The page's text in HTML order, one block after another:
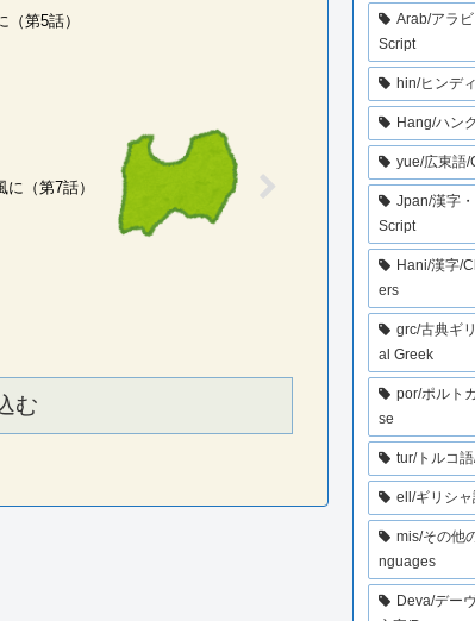
第5話）
（第7話）
む
Arab/アラ
Script
hin/ヒンデ
Hang/ハン
yue/広東語/
Jpan/漢字
Script
Hani/漢字/
ers
grc/古典ギ
al Greek
por/ポルト
se
tur/トルコ
ell/ギリシ
mis/その他
nguages
Deva/デー